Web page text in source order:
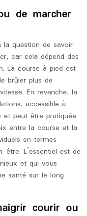
de marcher
la question de savoir
car cela dépend des
La course à pied est
brûler plus de
En revanche, la
accessible à
et peut être pratiquée
entre la course et la
en termes
être. L’essentiel est de
et qui vous
santé sur le long
courir ou